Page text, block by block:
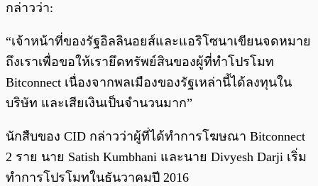
กล่าวว่า:
“เจ้าหน้าที่ของรัฐอิลลินอยส์และแอริโซนาเขียนจดหมาย
ถึงเราเพื่อขอให้เรายึดทรัพย์สินของผู้ที่ทำโปรโมท
Bitconnect เนื่องจากพลเมืองของรัฐเหล่านี้ได้ลงทุนใน
บริษัท และเสียเงินเป็นจำนวนมาก”
นักสืบของ CID กล่าวว่าผู้ที่ได้ทำการโฆษณา Bitconnect
2 ราย นาย Satish Kumbhani และนาย Divyesh Darji เริ่ม
ทำการโปรโมทในธันวาคมปี 2016